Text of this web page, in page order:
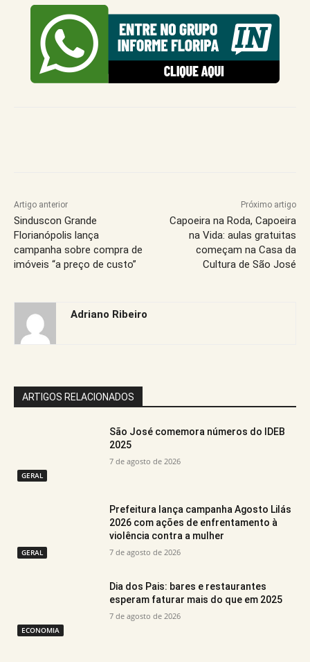
Artigo anterior
Sinduscon Grande
Florianópolis lança
campanha sobre compra de
imóveis “a preço de custo”
Próximo artigo
Capoeira na Roda, Capoeira
na Vida: aulas gratuitas
começam na Casa da
Cultura de São José
Adriano Ribeiro
ARTIGOS RELACIONADOS
GERAL
São José comemora números do IDEB
2025
7 de agosto de 2026
GERAL
Prefeitura lança campanha Agosto Lilás
2026 com ações de enfrentamento à
violência contra a mulher
7 de agosto de 2026
ECONOMIA
Dia dos Pais: bares e restaurantes
esperam faturar mais do que em 2025
7 de agosto de 2026